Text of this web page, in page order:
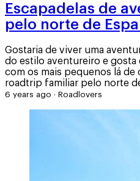
Escapadelas de
pelo norte de
Gostaria de viver uma
do estilo aventureiro e gosta
com os mais pequenos lá de
roadtrip familiar pelo norte
6 years ago · Roadlovers